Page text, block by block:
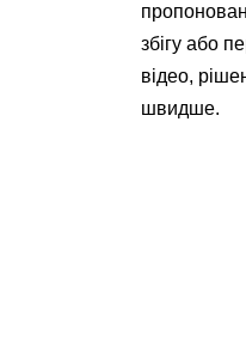
збігу або
відео,
швидше.